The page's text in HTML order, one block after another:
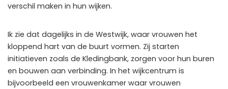
verschil maken in hun wijken.
Ik zie dat dagelijks in de Westwijk, waar vrouwen het
kloppend hart van de buurt vormen. Zij starten
initiatieven zoals de Kledingbank, zorgen voor hun buren
en bouwen aan verbinding. In het wijkcentrum is
bijvoorbeeld een vrouwenkamer waar vrouwen